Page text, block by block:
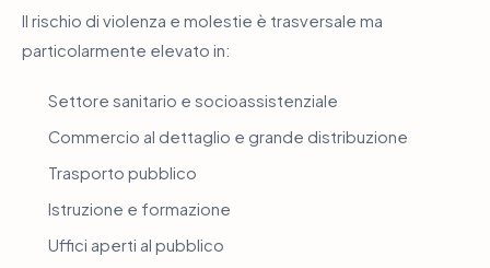
Il rischio di violenza e molestie è trasversale ma
particolarmente elevato in:
Settore sanitario e socioassistenziale
Commercio al dettaglio e grande distribuzione
Trasporto pubblico
Istruzione e formazione
Uffici aperti al pubblico